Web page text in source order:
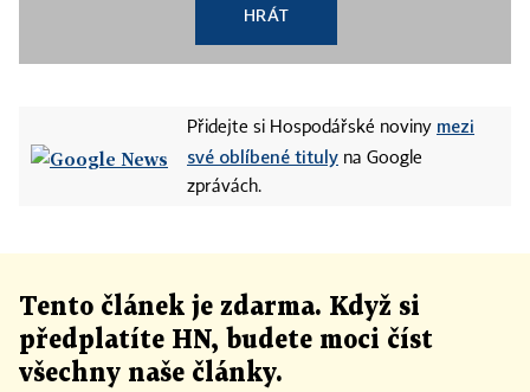
HRÁT
Přidejte si Hospodářské noviny mezi
své oblíbené tituly na Google
zprávách.
Tento článek je zdarma. Když si
předplatíte HN, budete moci číst
všechny naše články.